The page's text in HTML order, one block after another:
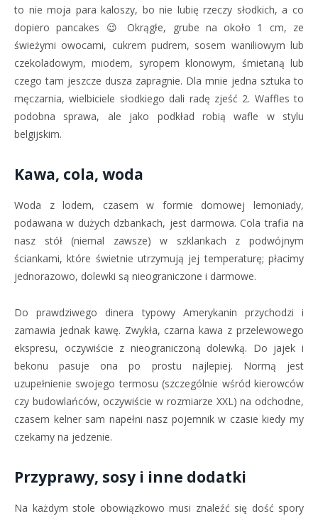
to nie moja para kaloszy, bo nie lubię rzeczy słodkich, a co
dopiero pancakes 😉 Okrągłe, grube na około 1 cm, ze
świeżymi owocami, cukrem pudrem, sosem waniliowym lub
czekoladowym, miodem, syropem klonowym, śmietaną lub
czego tam jeszcze dusza zapragnie. Dla mnie jedna sztuka to
męczarnia, wielbiciele słodkiego dali radę zjeść 2. Waffles to
podobna sprawa, ale jako podkład robią wafle w stylu
belgijskim.
Kawa, cola, woda
Woda z lodem, czasem w formie domowej lemoniady,
podawana w dużych dzbankach, jest darmowa. Cola trafia na
nasz stół (niemal zawsze) w szklankach z podwójnym
ściankami, które świetnie utrzymują jej temperaturę; płacimy
jednorazowo, dolewki są nieograniczone i darmowe.
Do prawdziwego dinera typowy Amerykanin przychodzi i
zamawia jednak kawę. Zwykła, czarna kawa z przelewowego
ekspresu, oczywiście z nieograniczoną dolewką. Do jajek i
bekonu pasuje ona po prostu najlepiej. Normą jest
uzupełnienie swojego termosu (szczególnie wśród kierowców
czy budowlańców, oczywiście w rozmiarze XXL) na odchodne,
czasem kelner sam napełni nasz pojemnik w czasie kiedy my
czekamy na jedzenie.
Przyprawy, sosy i inne dodatki
Na każdym stole obowiązkowo musi znaleźć się dość spory